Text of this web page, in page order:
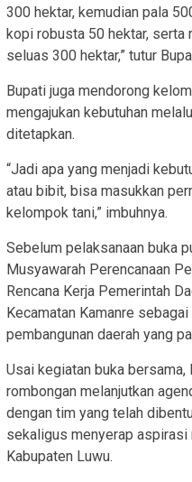
300 hektar, kemudian pala
kopi robusta 50 hektar, serta
seluas 300 hektar,” tutur
Bupati juga mendorong
mengajukan kebutuhan
ditetapkan.
“Jadi apa yang menjadi
atau bibit, bisa masukkan
kelompok tani,” imbuhnya.
Sebelum pelaksanaan buka
Musyawarah Perencanaan
Rencana Kerja Pemerintah
Kecamatan Kamanre
pembangunan daerah yang
Usai kegiatan buka
rombongan melanjutkan
dengan tim yang telah
sekaligus menyerap
Kabupaten Luwu.